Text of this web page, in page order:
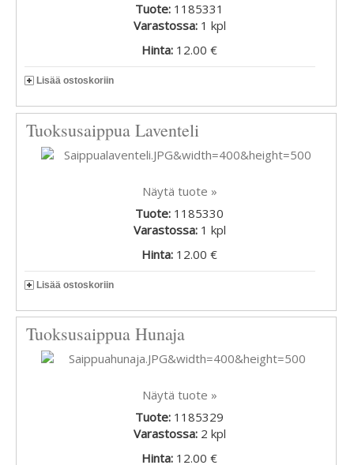
Tuote: 1185331
Varastossa: 1 kpl
Hinta: 12.00 €
Lisää ostoskoriin
Tuoksusaippua Laventeli
Näytä tuote »
Tuote: 1185330
Varastossa: 1 kpl
Hinta: 12.00 €
Lisää ostoskoriin
Tuoksusaippua Hunaja
Näytä tuote »
Tuote: 1185329
Varastossa: 2 kpl
Hinta: 12.00 €